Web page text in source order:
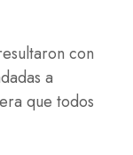
con
a
que todos